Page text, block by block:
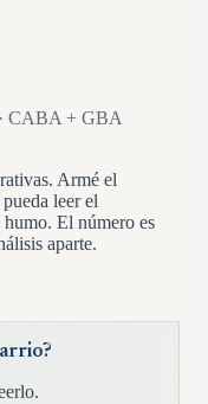
CABA + GBA
Armé el
leer el
El número es
aparte.